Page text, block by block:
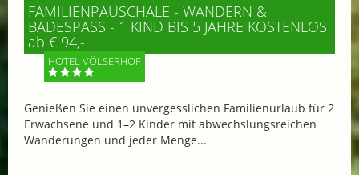
FAMILIENPAUSCHALE - WANDERN &
BADESPASS - 1 KIND BIS 5 JAHRE KOSTENLOS
ab € 94,-
HOTEL VÖLSERHOF
Genießen Sie einen unvergesslichen Familienurlaub für 2
Erwachsene und 1–2 Kinder mit abwechslungsreichen
Wanderungen und jeder Menge...